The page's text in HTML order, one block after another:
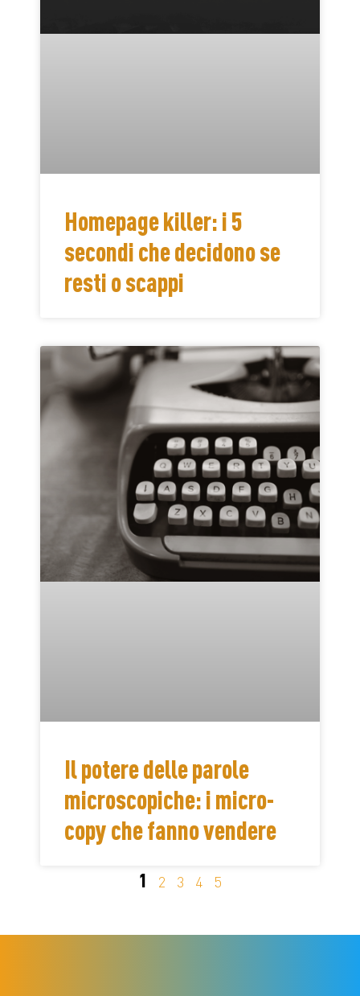
Homepage killer: i 5
secondi che decidono se
resti o scappi
Il potere delle parole
microscopiche: i micro-
copy che fanno vendere
1 2 3 4 5